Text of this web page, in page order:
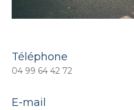
Téléphone
04 99 64 42 72
E-mail